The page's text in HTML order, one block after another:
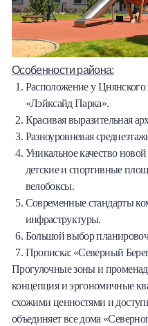
Особенности района:
Расположение у
«Лэйксайд Парка».
Красивая выразительная
Разноуровневая
Уникальное качество
детские и спортивные
велобоксы.
Современные стандарты
инфраструктуры.
Большой выбор
Прописка: «Северный
Прогулочные зоны и
концепция и эргономичные
схожими ценностями и
объединяет все дома